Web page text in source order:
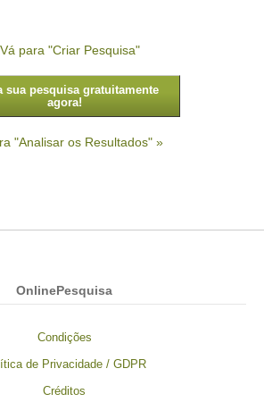
para "Criar Pesquisa"
sua pesquisa gratuitamente
agora!
"Analisar os Resultados" »
OnlinePesquisa
Condições
de Privacidade / GDPR
Créditos